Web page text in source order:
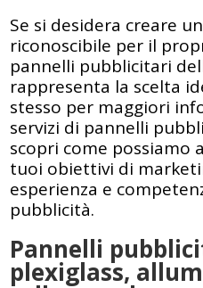
Se si desidera creare
riconoscibile per il
pannelli pubblicitari
rappresenta la scelta
stesso per maggiori
servizi di pannelli
scopri come possiamo
tuoi obiettivi di
esperienza e
pubblicità.
Pannelli
plexiglass,